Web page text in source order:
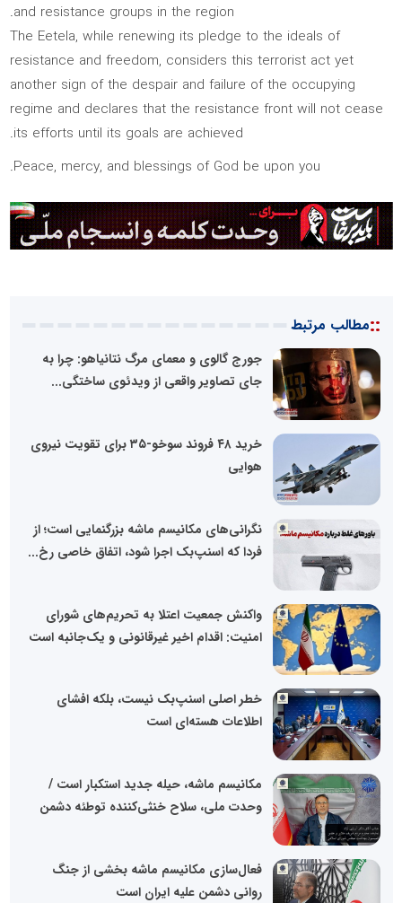
and resistance groups in the region.
The Eetela, while renewing its pledge to the ideals of
resistance and freedom, considers this terrorist act yet
another sign of the despair and failure of the occupying
regime and declares that the resistance front will not cease
its efforts until its goals are achieved.
Peace, mercy, and blessings of God be upon you.
::مطالب مرتبط
جورج گالوی و معمای مرگ نتانیاهو: چرا به
جای تصاویر واقعی از ویدئوی ساختگی...
خرید ۴۸ فروند سوخو-۳۵ برای تقویت نیروی
هوایی
نگرانی‌های مکانیسم ماشه بزرگنمایی است؛ از
فردا که اسنپ‌بک اجرا شود، اتفاق خاصی رخ...
واکنش جمعیت اعتلا به تحریم‌های شورای
امنیت: اقدام اخیر غیرقانونی و یک‌جانبه است
خطر اصلی اسنپ‌بک نیست، بلکه افشای
اطلاعات هسته‌ای است
مکانیسم ماشه، حیله جدید استکبار است /
وحدت ملی، سلاح خنثی‌کننده توطئه دشمن
فعال‌سازی مکانیسم ماشه بخشی از جنگ
روانی دشمن علیه ایران است